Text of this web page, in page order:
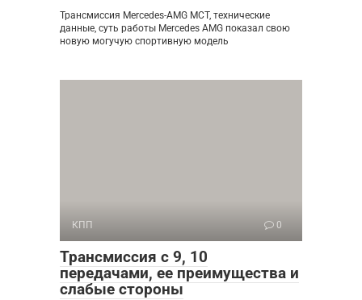
Трансмиссия Mercedes-AMG MCT, технические
данные, суть работы Mercedes AMG показал свою
новую могучую спортивную модель
КПП 0
Трансмиссия с 9, 10
передачами, ее преимущества и
слабые стороны